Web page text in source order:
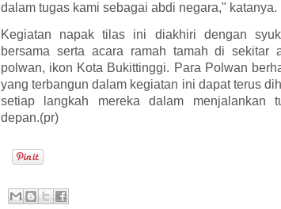
dalam tugas kami sebagai abdi negara," katanya.
Kegiatan napak tilas ini diakhiri dengan
bersama serta acara ramah tamah di sekitar
polwan, ikon Kota Bukittinggi. Para Polwan
yang terbangun dalam kegiatan ini dapat terus
setiap langkah mereka dalam menjalankan
depan.(pr)